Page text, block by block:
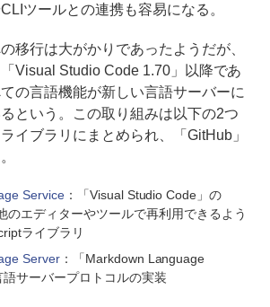
ツールとの連携も容易になる。
移行は大がかりであったようだが、
Visual Studio Code 1.70」以降であ
の言語機能が新しい言語サーバーに
という。この取り組みは以下の2つ
イブラリにまとめられ、「GitHub」
Service：「Visual Studio Code」の
のエディターやツールで再利用できるよう
ライブラリ
Server：「Markdown Language
サーバープロトコルの実装